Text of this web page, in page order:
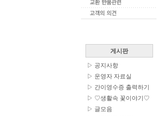
게시판
▷ 공지사항
▷ 운영자 자료실
▷ 간이영수증 출력하기
▷ ♡생활속 꽃이야기♡
▷ 글모음